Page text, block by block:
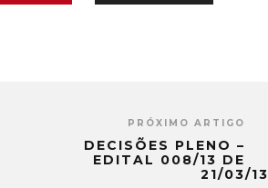
PRÓXIMO ARTIGO
DECISÕES PLENO –
EDITAL 008/13 DE
21/03/13